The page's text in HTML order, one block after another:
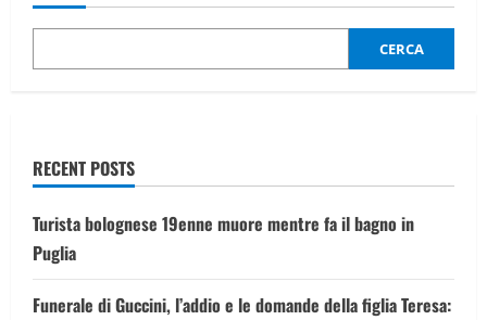
CERCA
RECENT POSTS
Turista bolognese 19enne muore mentre fa il bagno in
Puglia
Funerale di Guccini, l’addio e le domande della figlia Teresa: